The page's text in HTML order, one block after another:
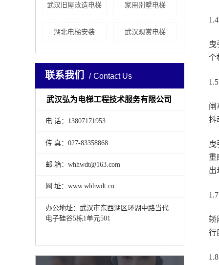
武汉旧屋改造电梯 家用别墅电梯
湖北电梯安装 武汉观赏电梯
联系我们 Contact Us
武汉弘为电梯工程技术服务有限公司
电 话：13807171953
传 真：027-83358868
邮 箱：whhwdt@163.com
网 址：www.whhwdt.cn
办公地址：武汉市东西湖区环湖中路当代
电子硅谷5栋1单元501
曳
个
闸
抖
曳
重
出
轿
行